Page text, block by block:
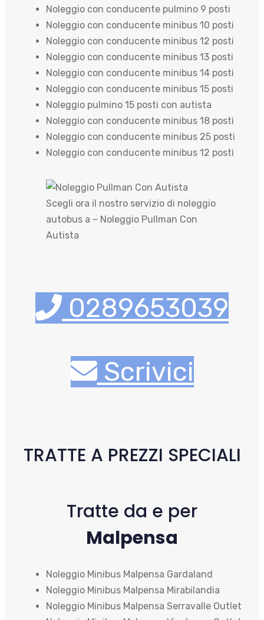
Noleggio con conducente pulmino 9 posti
Noleggio con conducente minibus 10 posti
Noleggio con conducente minibus 12 posti
Noleggio con conducente minibus 13 posti
Noleggio con conducente minibus 14 posti
Noleggio con conducente minibus 15 posti
Noleggio pulmino 15 posti con autista
Noleggio con conducente minibus 18 posti
Noleggio con conducente minibus 25 posti
Noleggio con conducente minibus 12 posti
Scegli ora il nostro servizio di noleggio
autobus a – Noleggio Pullman Con
Autista
0289653039
Scrivici
TRATTE A PREZZI SPECIALI
Tratte da e per
Malpensa
Noleggio Minibus Malpensa Gardaland
Noleggio Minibus Malpensa Mirabilandia
Noleggio Minibus Malpensa Serravalle Outlet